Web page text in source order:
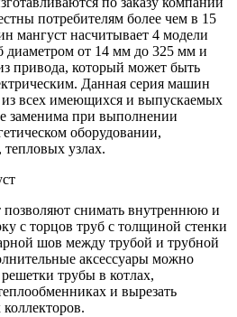
потребителям более чем в 15
мангуст насчитывает 4 модели
диаметром от 14 мм до 325 мм и
привода, который может быть
Данная серия машин
из всех имеющихся и выпускаемых
заменима при выполнении
оборудовании,
узлах.
снимать внутреннюю и
с торцов труб с толщиной стенки
шов между трубой и трубной
аксессуары можно
трубы в котлах,
и вырезать